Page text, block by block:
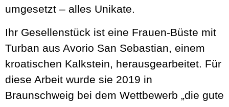
umgesetzt – alles Unikate.
Ihr Gesellenstück ist eine Frauen-Büste mit
Turban aus Avorio San Sebastian, einem
kroatischen Kalkstein, herausgearbeitet. Für
diese Arbeit wurde sie 2019 in
Braunschweig bei dem Wettbewerb „die gute